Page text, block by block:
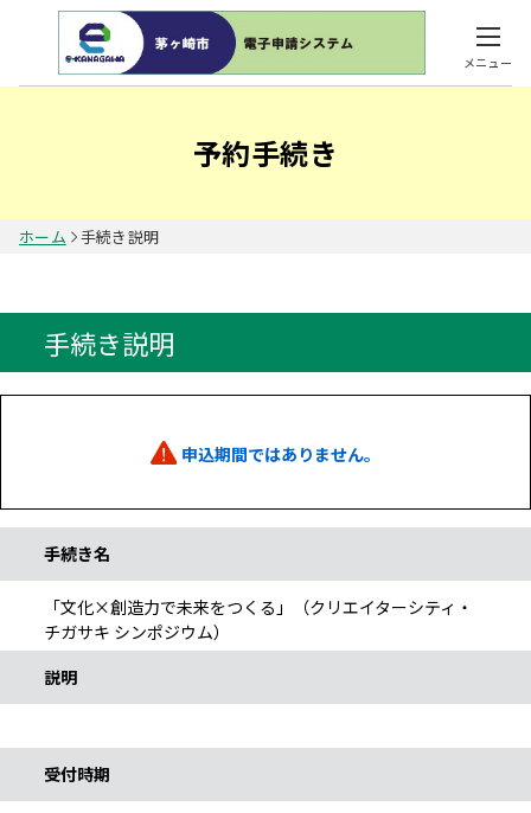
メニュー
予約手続き
ホーム 手続き説明
手続き説明
申込期間ではありません。
手続き名
「文化×創造力で未来をつくる」（クリエイターシティ・
チガサキ シンポジウム）
説明
受付時期